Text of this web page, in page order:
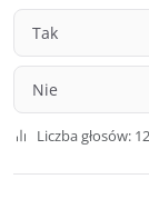
Tak
Nie
Liczba głosów: 12